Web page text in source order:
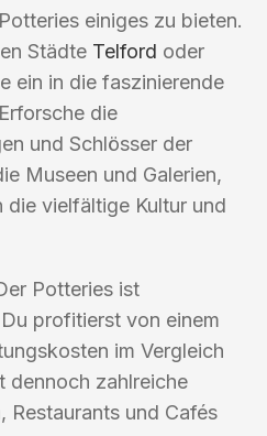
einiges zu bieten.
Städte Telford oder
ein in die faszinierende
die
und Schlösser der
Museen und Galerien,
die vielfältige Kultur und
Potteries ist
profitierst von einem
im Vergleich
dennoch zahlreiche
Restaurants und Cafés